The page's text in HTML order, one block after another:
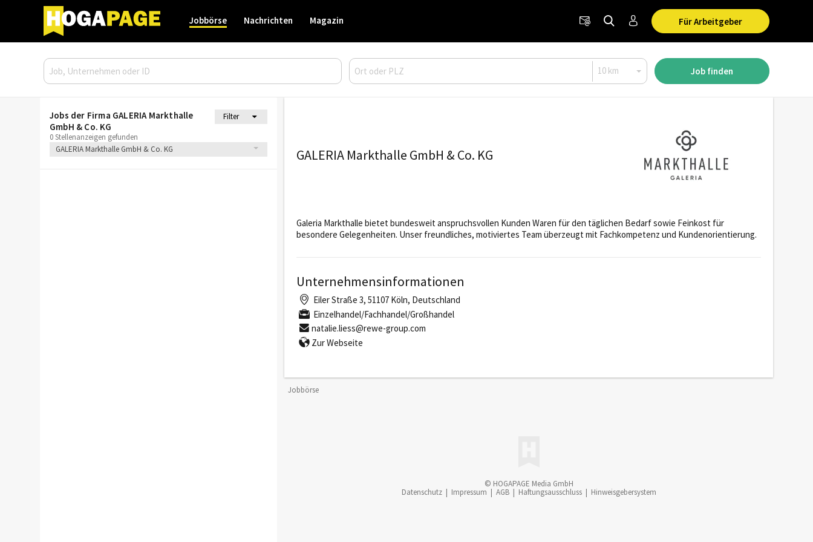
Für Arbeitgeber
Jobbörse Nachrichten Magazin
Job finden
Jobs der Firma GALERIA Markthalle
GmbH & Co. KG
Filter
0 Stellenanzeigen gefunden
GALERIA Markthalle GmbH & Co. KG
GALERIA Markthalle GmbH & Co. KG
Galeria Markthalle bietet bundesweit anspruchsvollen Kunden Waren für den täglichen Bedarf sowie Feinkost für
besondere Gelegenheiten. Unser freundliches, motiviertes Team überzeugt mit Fachkompetenz und Kundenorientierung.
Unternehmensinformationen
Eiler Straße 3, 51107 Köln, Deutschland
Einzelhandel/Fachhandel/Großhandel
natalie.liess@rewe-group.com
Zur Webseite
Jobbörse
© HOGAPAGE Media GmbH
Datenschutz
Impressum AGB Haftungsausschluss Hinweisgebersystem